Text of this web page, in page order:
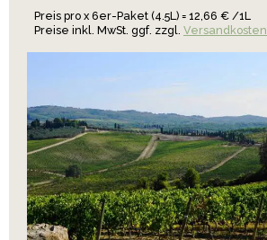
Preis pro x 6er-Paket (4.5L) = 12,66 € /1L
Preise inkl. MwSt. ggf. zzgl. Versandkosten